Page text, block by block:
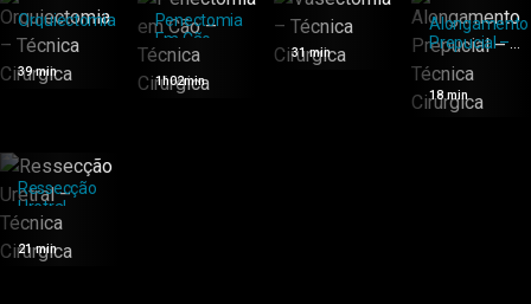
Orquiectomia
– Técnica
Cirúrgica
39 min
Penectomia
Em Cão –
Técnica
Cirúrgica
1h02min
Vasectomia
– Técnica
Cirúrgica
31 min
Alongamento
Prepucial –
Técnica
Cirúrgica
18 min
Ressecção
Uretral –
Técnica
Cirúrgica
21 min